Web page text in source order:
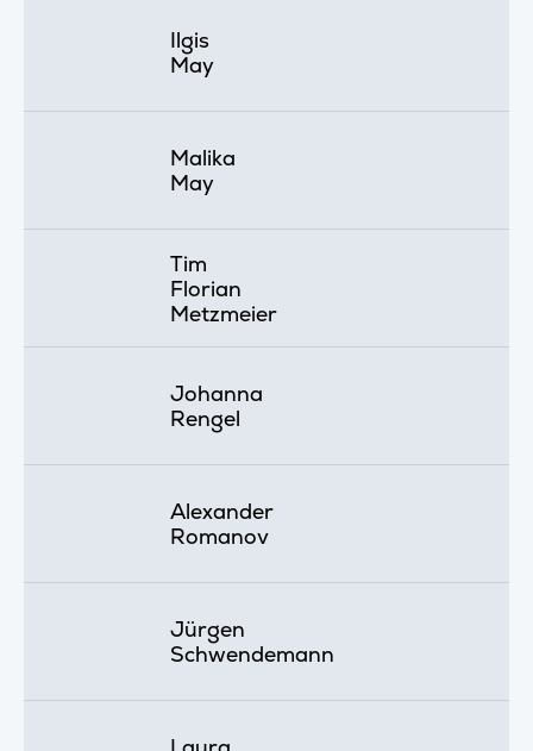
Ilgis
May
Malika
May
Tim
Florian
Metzmeier
Johanna
Rengel
Alexander
Romanov
Jürgen
Schwendemann